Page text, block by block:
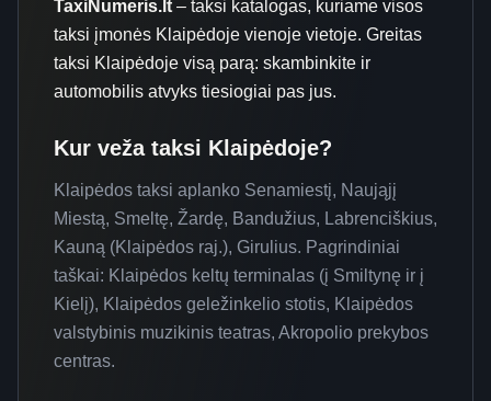
TaxiNumeris.lt – taksi katalogas, kuriame visos
taksi įmonės Klaipėdoje vienoje vietoje. Greitas
taksi Klaipėdoje visą parą: skambinkite ir
automobilis atvyks tiesiogiai pas jus.
Kur veža taksi Klaipėdoje?
Klaipėdos taksi aplanko Senamiestį, Naująjį
Miestą, Smeltę, Žardę, Bandužius, Labrenciškius,
Kauną (Klaipėdos raj.), Girulius. Pagrindiniai
taškai: Klaipėdos keltų terminalas (į Smiltynę ir į
Kielį), Klaipėdos geležinkelio stotis, Klaipėdos
valstybinis muzikinis teatras, Akropolio prekybos
centras.